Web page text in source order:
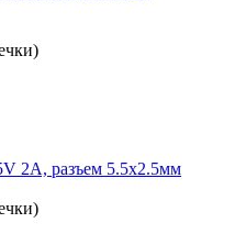
2A, разъем 5.5х2.5мм